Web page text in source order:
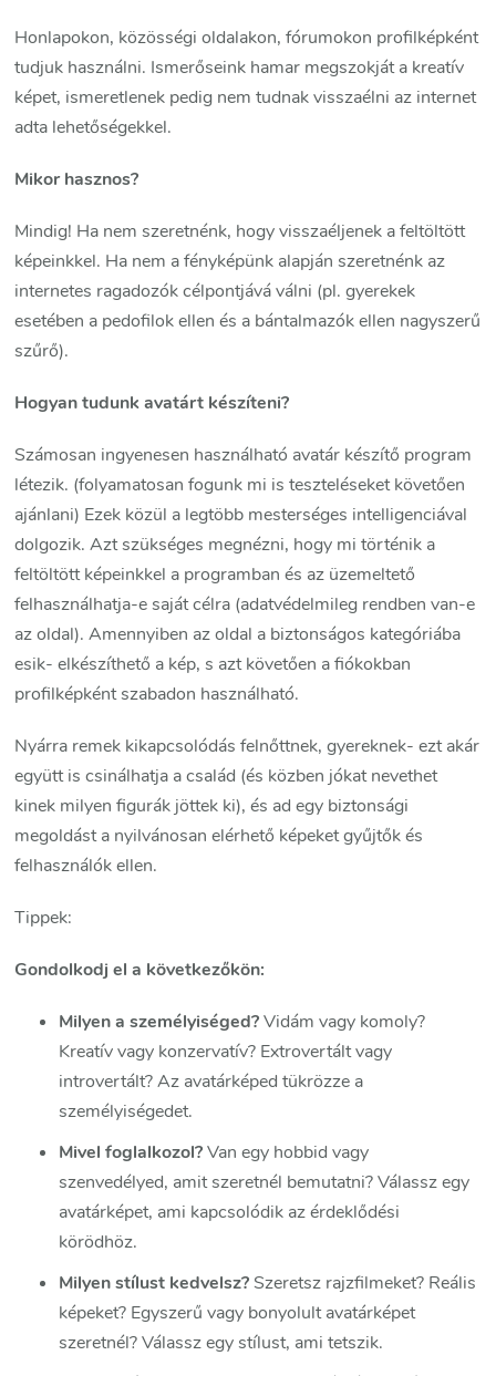
Honlapokon, közösségi oldalakon, fórumokon profilképként
tudjuk használni. Ismerőseink hamar megszokját a kreatív
képet, ismeretlenek pedig nem tudnak visszaélni az internet
adta lehetőségekkel.
Mikor hasznos?
Mindig! Ha nem szeretnénk, hogy visszaéljenek a feltöltött
képeinkkel. Ha nem a fényképünk alapján szeretnénk az
internetes ragadozók célpontjává válni (pl. gyerekek
esetében a pedofilok ellen és a bántalmazók ellen nagyszerű
szűrő).
Hogyan tudunk avatárt készíteni?
Számosan ingyenesen használható avatár készítő program
létezik. (folyamatosan fogunk mi is teszteléseket követően
ajánlani) Ezek közül a legtöbb mesterséges intelligenciával
dolgozik. Azt szükséges megnézni, hogy mi történik a
feltöltött képeinkkel a programban és az üzemeltető
felhasználhatja-e saját célra (adatvédelmileg rendben van-e
az oldal). Amennyiben az oldal a biztonságos kategóriába
esik- elkészíthető a kép, s azt követően a fiókokban
profilképként szabadon használható.
Nyárra remek kikapcsolódás felnőttnek, gyereknek- ezt akár
együtt is csinálhatja a család (és közben jókat nevethet
kinek milyen figurák jöttek ki), és ad egy biztonsági
megoldást a nyilvánosan elérhető képeket gyűjtők és
felhasználók ellen.
Tippek:
Gondolkodj el a következőkön:
Milyen a személyiséged?Vidám vagy komoly?
Kreatív vagy konzervatív? Extrovertált vagy
introvertált? Az avatárképed tükrözze a
személyiségedet.
Mivel foglalkozol?Van egy hobbid vagy
szenvedélyed, amit szeretnél bemutatni? Válassz egy
avatárképet, ami kapcsolódik az érdeklődési
körödhöz.
Milyen stílust kedvelsz?Szeretsz rajzfilmeket? Reális
képeket? Egyszerű vagy bonyolult avatárképet
szeretnél? Válassz egy stílust, ami tetszik.